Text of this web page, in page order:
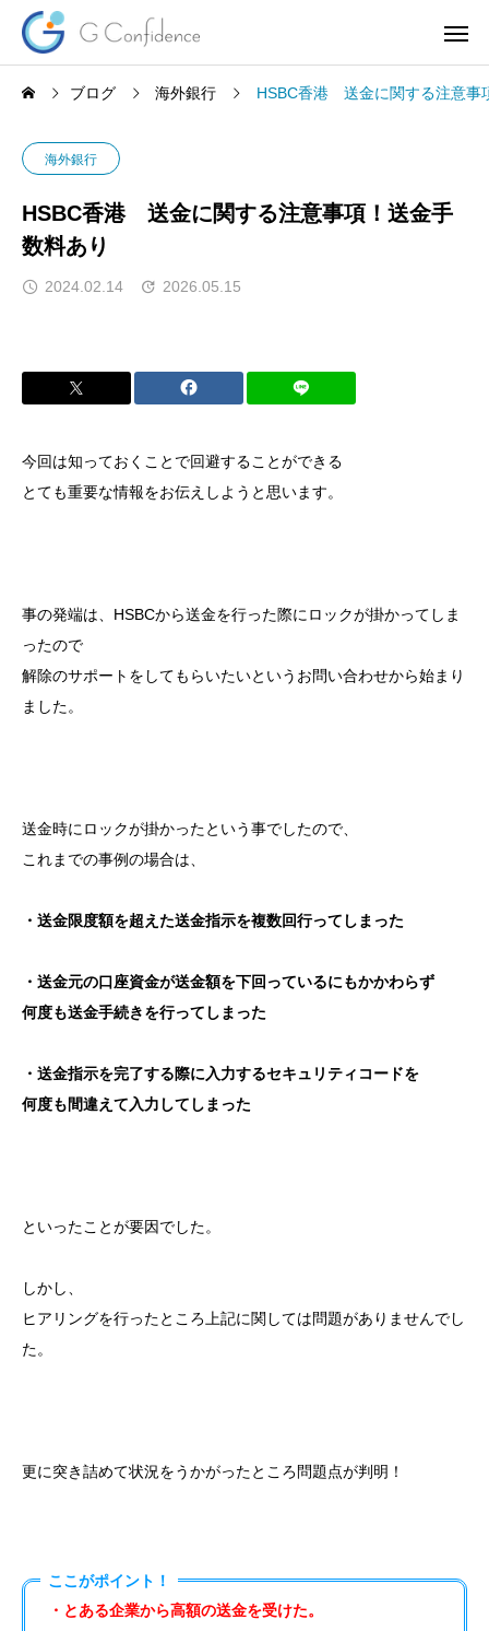
ブログ 海外銀行 HSBC香港 送金に関する注意事
海外銀行
HSBC香港 送金に関する注意事項！送金手
数料あり
2024.02.14 2026.05.15
今回は知っておくことで回避することができる
とても重要な情報をお伝えしようと思います。
事の発端は、HSBCから送金を行った際にロックが掛かってしま
ったので
解除のサポートをしてもらいたいというお問い合わせから始まり
ました。
送金時にロックが掛かったという事でしたので、
これまでの事例の場合は、
・送金限度額を超えた送金指示を複数回行ってしまった
・送金元の口座資金が送金額を下回っているにもかかわらず
何度も送金手続きを行ってしまった
・送金指示を完了する際に入力するセキュリティコードを
何度も間違えて入力してしまった
といったことが要因でした。
しかし、
ヒアリングを行ったところ上記に関しては問題がありませんでし
た。
更に突き詰めて状況をうかがったところ問題点が判明！
ここがポイント！
・とある企業から高額の送金を受けた。